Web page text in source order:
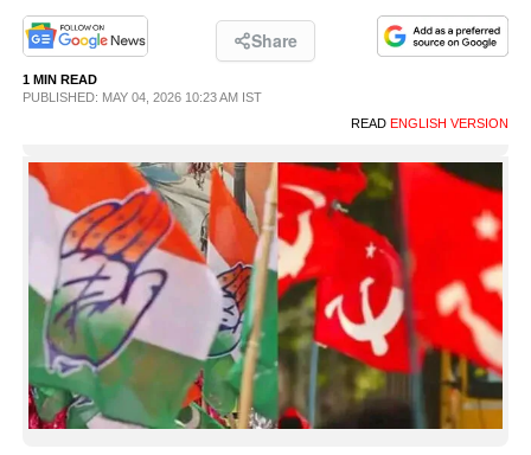
PHOTOS
LIFESTYLE
SPIRITUAL
INFO+
ART
ASTRO
Share
1 MIN READ
PUBLISHED: MAY 04, 2026 10:23 AM IST
READ ENGLISH VERSION